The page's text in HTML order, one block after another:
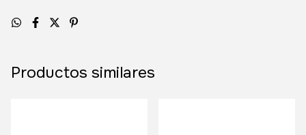
Productos similares